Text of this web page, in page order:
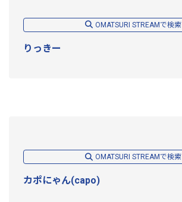
OMATSURI STREAMで検索
りっきー
OMATSURI STREAMで検索
カポにゃん(capo)